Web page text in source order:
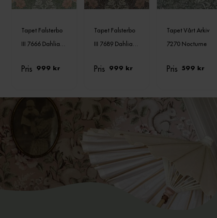
Tapet Falsterbo
III 7666 Dahlia
Pris 999 kr
Tapet Falsterbo
III 7689 Dahlia
Pris 999 kr
Tapet Vårt Arkiv
7270 Nocturne
Pris 599 kr